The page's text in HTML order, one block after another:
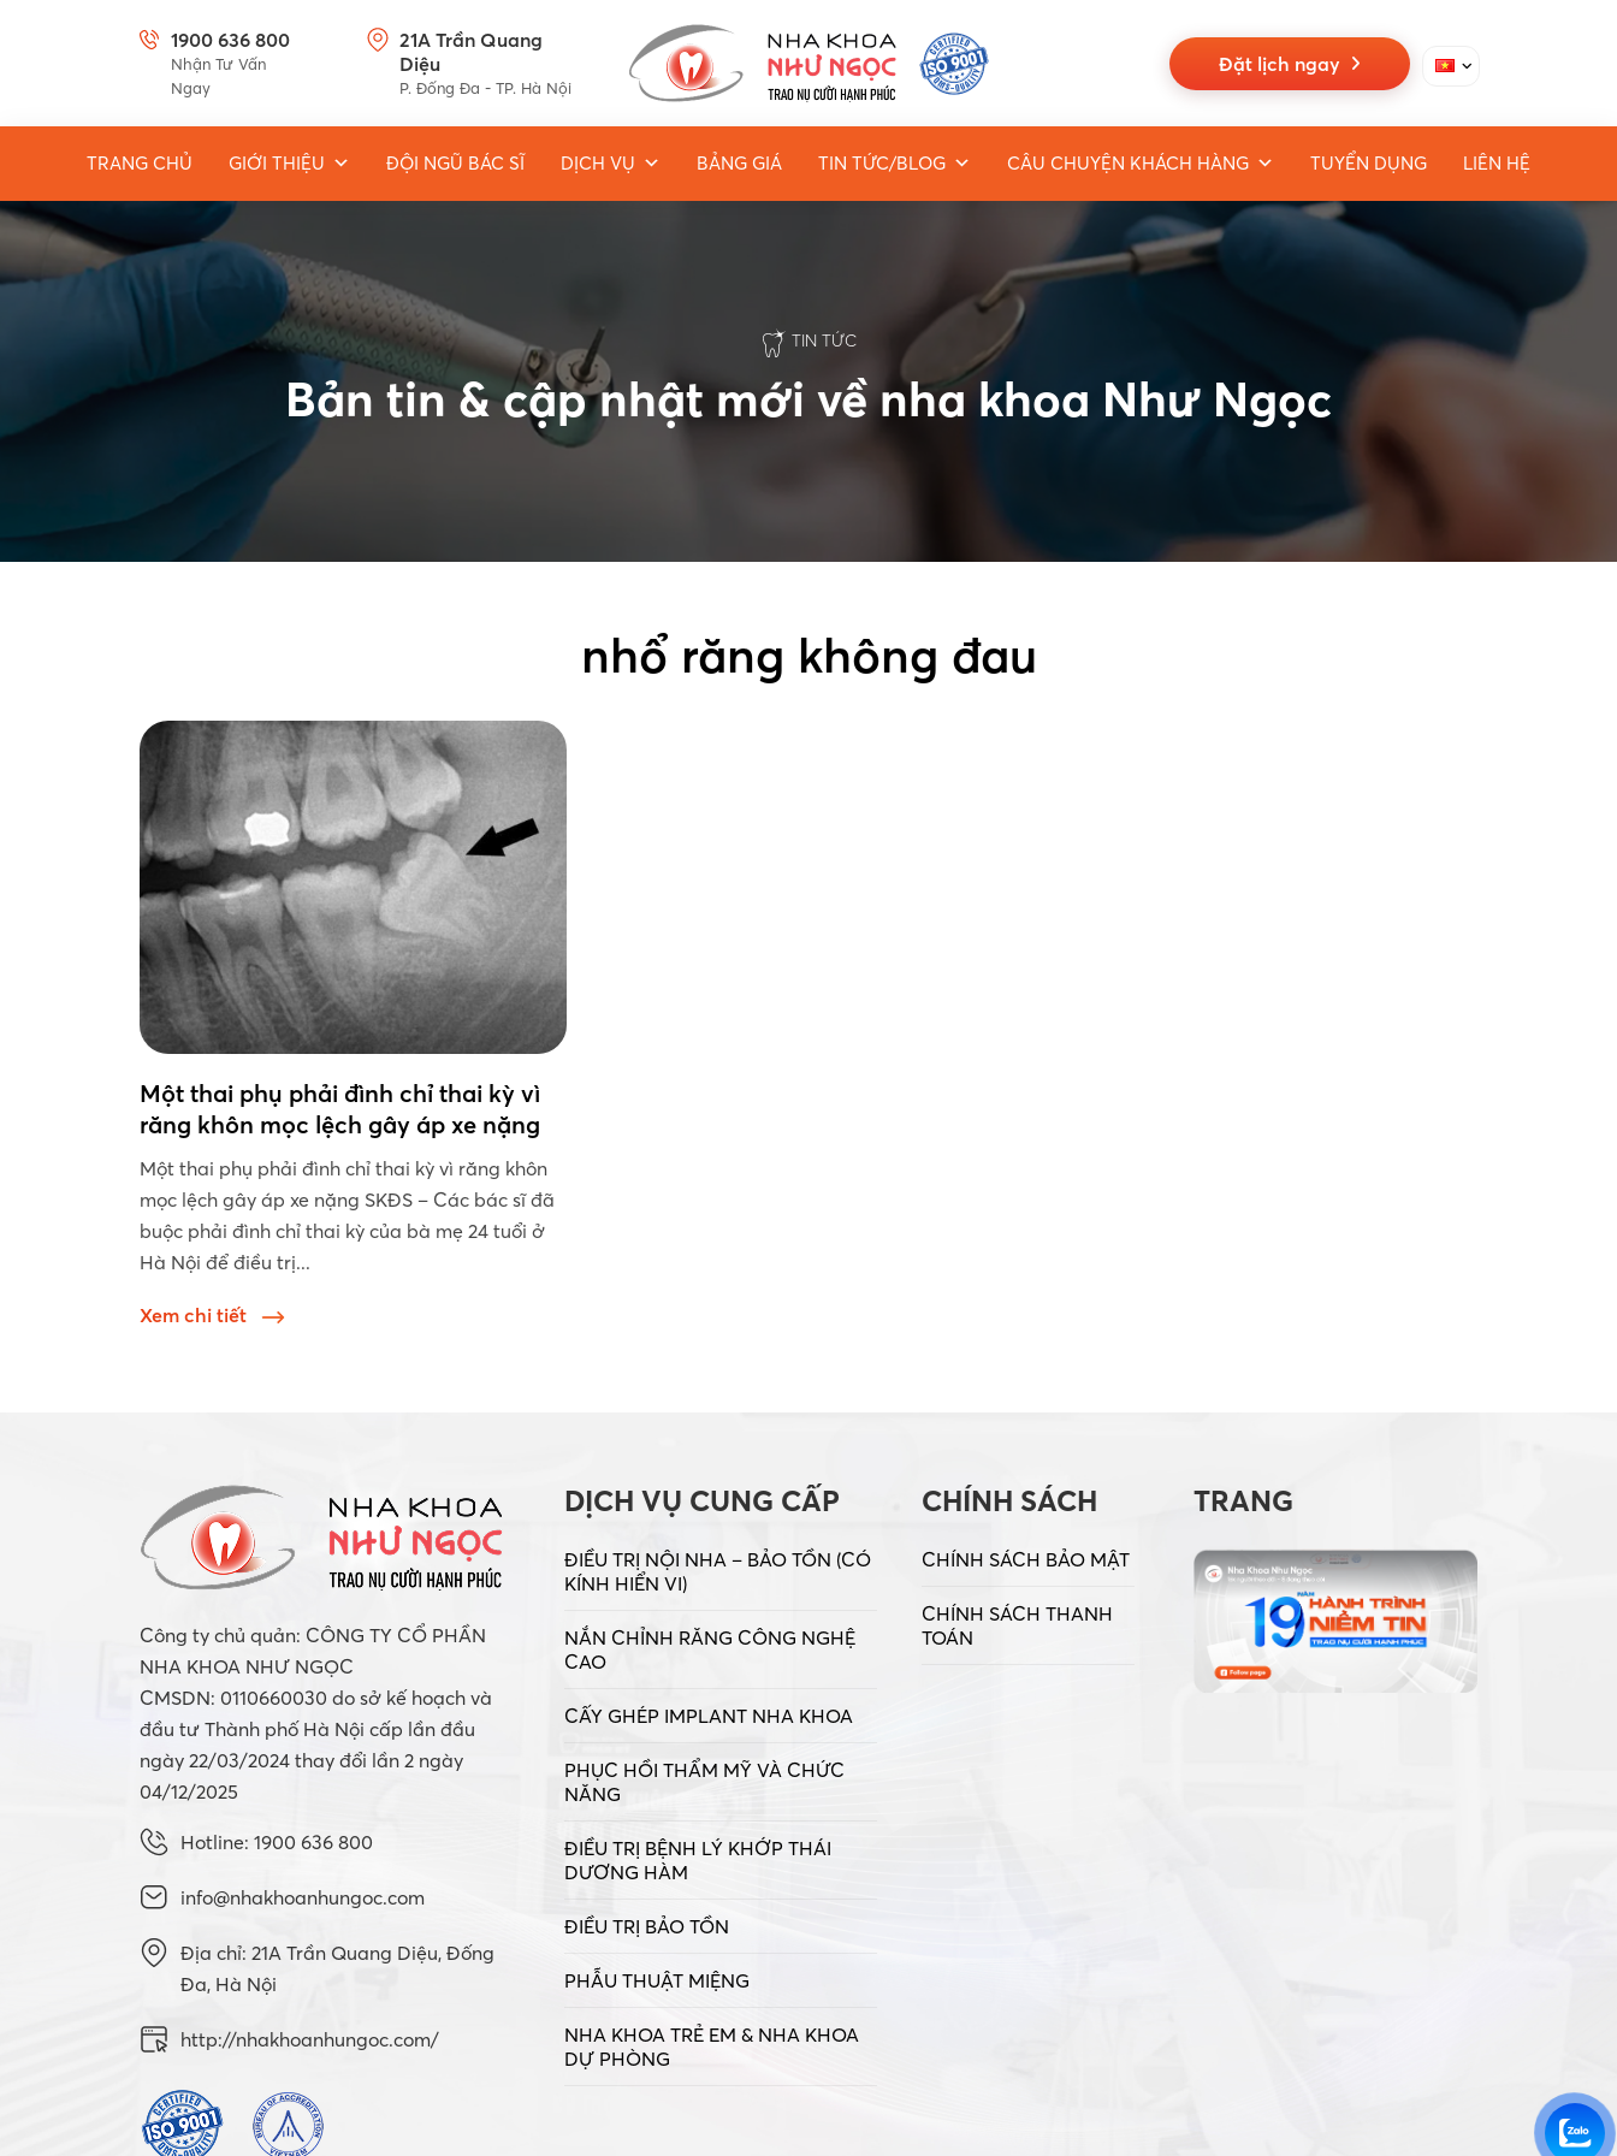
1900 636 800
Nhận Tư Vấn
Ngay
21A Trần Quang
Diệu
P. Đống Đa - TP. Hà Nội
Đặt lịch ngay
TRANG CHỦ GIỚI THIỆU ĐỘI NGŨ BÁC SĨ DỊCH VỤ BẢNG GIÁ TIN TỨC/BLOG CÂU CHUYỆN KHÁCH HÀNG TUYỂN DỤNG LIÊN HỆ
TIN TỨC
Bản tin & cập nhật mới về nha khoa Như Ngọc
nhổ răng không đau
Một thai phụ phải đình chỉ thai kỳ vì
răng khôn mọc lệch gây áp xe nặng
Một thai phụ phải đình chỉ thai kỳ vì răng khôn
mọc lệch gây áp xe nặng SKĐS – Các bác sĩ đã
buộc phải đình chỉ thai kỳ của bà mẹ 24 tuổi ở
Hà Nội để điều trị...
Xem chi tiết
Công ty chủ quản: CÔNG TY CỔ PHẦN
NHA KHOA NHƯ NGỌC
CMSDN: 0110660030 do sở kế hoạch và
đầu tư Thành phố Hà Nội cấp lần đầu
ngày 22/03/2024 thay đổi lần 2 ngày
04/12/2025
Hotline: 1900 636 800
info@nhakhoanhungoc.com
Địa chỉ: 21A Trần Quang Diệu, Đống
Đa, Hà Nội
http://nhakhoanhungoc.com/
DỊCH VỤ CUNG CẤP
ĐIỀU TRỊ NỘI NHA – BẢO TỒN (CÓ
KÍNH HIỂN VI)
NẮN CHỈNH RĂNG CÔNG NGHỆ
CAO
CẤY GHÉP IMPLANT NHA KHOA
PHỤC HỒI THẨM MỸ VÀ CHỨC
NĂNG
ĐIỀU TRỊ BỆNH LÝ KHỚP THÁI
DƯƠNG HÀM
ĐIỀU TRỊ BẢO TỒN
PHẪU THUẬT MIỆNG
NHA KHOA TRẺ EM & NHA KHOA
DỰ PHÒNG
CHÍNH SÁCH
CHÍNH SÁCH BẢO MẬT
CHÍNH SÁCH THANH
TOÁN
TRANG